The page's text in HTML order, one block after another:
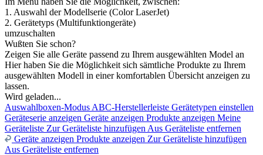
1. Auswahl der Modellserie (Color LaserJet)
2. Gerätetyps (Multifunktiongeräte)
umzuschalten
Wußten Sie schon?
Zeigen Sie alle Geräte passend zu Ihrem ausgewählten Model an
Hier haben Sie die Möglichkeit sich sämtliche Produkte zu Ihrem
ausgewählten Modell in einer komfortablen Übersicht anzeigen zu
lassen.
Wird geladen...
Auswahlboxen-Modus ABC-Herstellerleiste Gerätetypen einstellen
Geräteserie anzeigen Geräte anzeigen Produkte anzeigen Meine
Geräteliste Zur Geräteliste hinzufügen Aus Geräteliste entfernen
Geräte anzeigen Produkte anzeigen Zur Geräteliste hinzufügen
Aus Geräteliste entfernen